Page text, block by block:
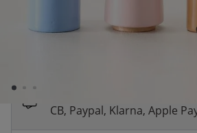
En stock | Livraison rapide
CB, Paypal, Klarna, Apple